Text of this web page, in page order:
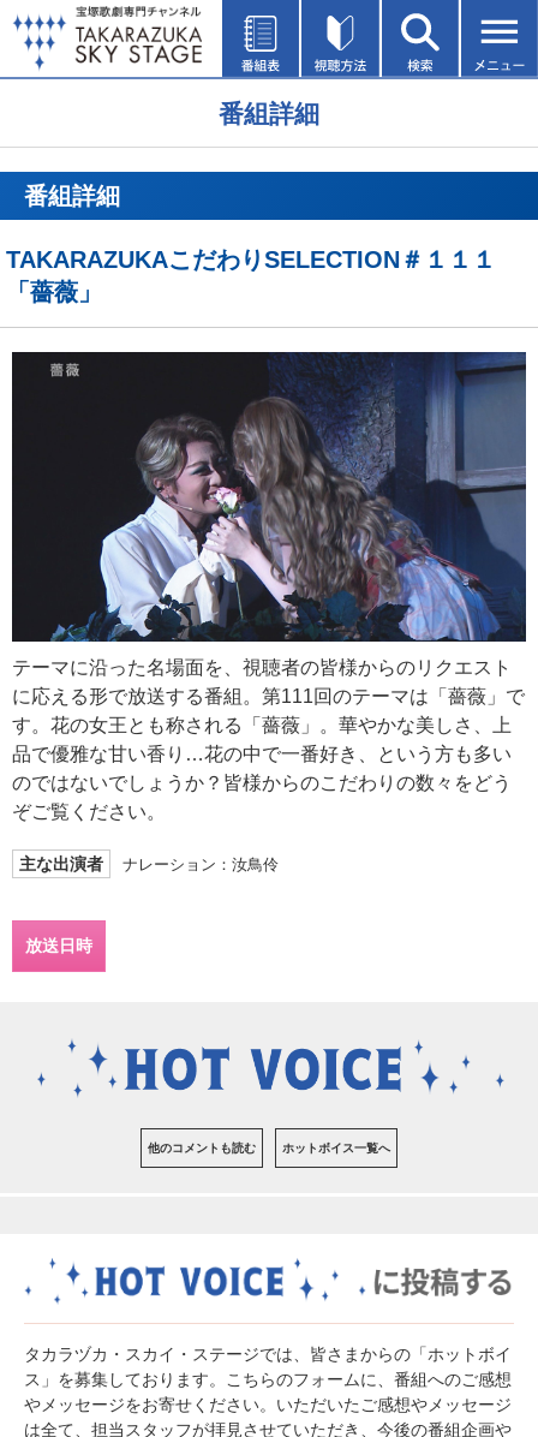
番組詳細
番組詳細
TAKARAZUKAこだわりSELECTION＃１１１
「薔薇」
テーマに沿った名場面を、視聴者の皆様からのリクエスト
に応える形で放送する番組。第111回のテーマは「薔薇」で
す。花の女王とも称される「薔薇」。華やかな美しさ、上
品で優雅な甘い香り…花の中で一番好き、という方も多い
のではないでしょうか？皆様からのこだわりの数々をどう
ぞご覧ください。
主な出演者 ナレーション：汝鳥伶
放送日時
他のコメントも読む ホットボイス一覧へ
タカラヅカ・スカイ・ステージでは、皆さまからの「ホットボイ
ス」を募集しております。こちらのフォームに、番組へのご感想
やメッセージをお寄せください。いただいたご感想やメッセージ
は全て、担当スタッフが拝見させていただき、今後の番組企画や